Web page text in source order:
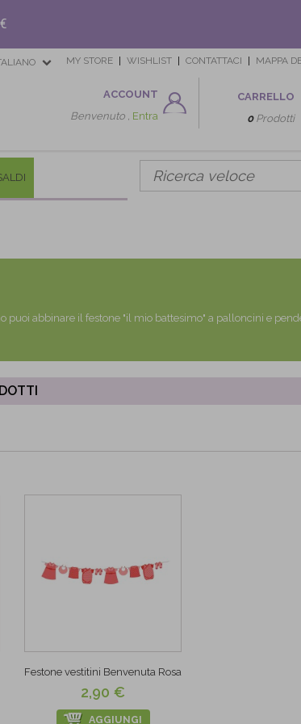
MY STORE WISHLIST CONTATTACI MAPPA
ACCOUNT
Benvenuto , Entra
CARRELLO
0Prodotti
puoi abbinare il festone "il mio battesimo" a palloncini e
Festone vestitini Benvenuta Rosa
2,90 €
AGGIUNGI